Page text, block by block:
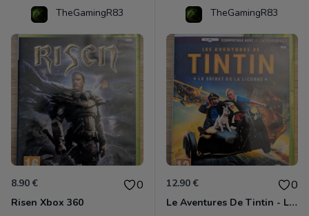
TheGamingR83
8.90 € 0
Risen Xbox 360
TheGamingR83
12.90 € 0
Le Aventures De Tintin - Le Secret De La Licorne Xbox 360